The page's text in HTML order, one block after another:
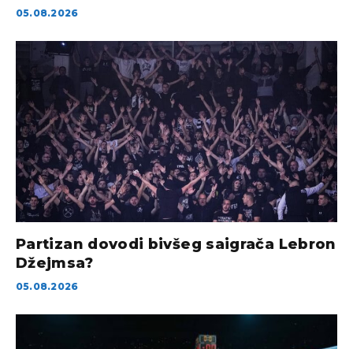
05.08.2026
Partizan dovodi bivšeg saigrača Lebron
Džejmsa?
05.08.2026